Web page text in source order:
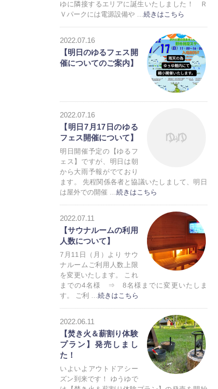
トレーラーハウス
ゆに隣接するエリアに誕生いたしました！ Ｒ
Ｖパークには電源設備や …続きはこちら
お知らせ
トレーラーハウス
2022.07.16
【明日のゆるフェス開
催についてのご案内】
トレーラーハウス
2022.07.16
【明日7月17日のゆる
フェス開催について】
明日開催予定の【ゆるフ
ェス】ですが、明日は朝
から大雨予報がでており
ます。 先程関係各者と協議いたしまして、明日
は屋外での開催 …続きはこちら
トレーラーハウス
2022.07.11
【サウナルームの利用
人数について】
7月11日（月）より サウ
ナルームご利用人数上限
を変更いたします。 これ
までの4名様 ⇒ 8名様までに変更いたしま
す。 ご利 …続きはこちら
2022.06.11
【焚き火＆薪割り体験
プラン】発売しまし
た！
いよいよアウトドアシー
ズン到来です！ ゆうゆで